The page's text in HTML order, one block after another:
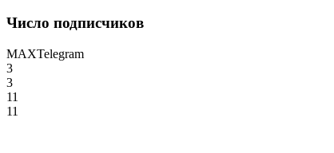
Число подписчиков
MAXTelegram
3
3
11
11